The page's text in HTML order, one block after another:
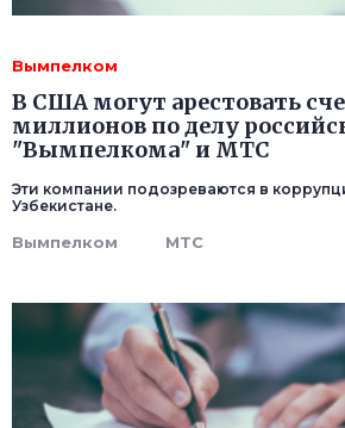
Вымпелком
В США могут арестовать
миллионов по делу
"Вымпелкома" и МТС
Эти компании подозреваются в
Узбекистане.
Вымпелком МТС